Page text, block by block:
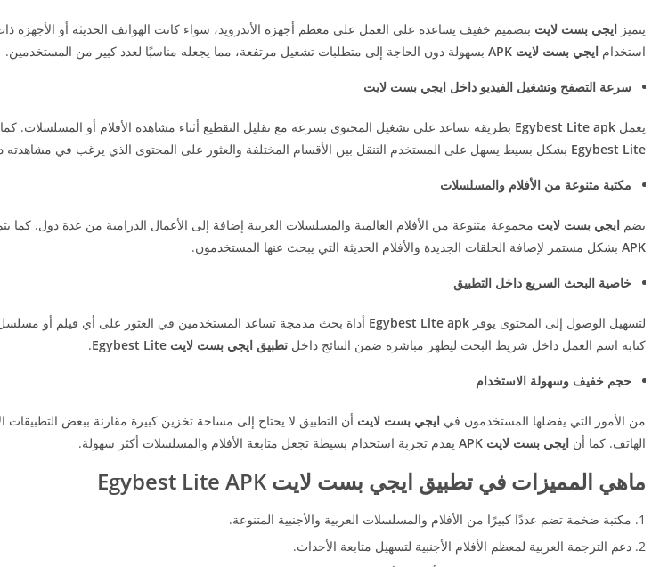
يتميز ايجي بست لايت بتصميم خفيف يساعده على العمل على معظم أجهزة الأندرويد، سواء كانت الهواتف الحديثة أو الأجهزة
استخدام ايجي بست لايت APK بسهولة دون الحاجة إلى متطلبات تشغيل مرتفعة، مما يجعله مناسبًا لعدد كبير من المستخدمين.
سرعة التصفح وتشغيل الفيديو داخل ايجي بست لايت
يعمل Egybest Lite apk بطريقة تساعد على تشغيل المحتوى بسرعة مع تقليل التقطيع أثناء مشاهدة الأفلام أو المسلسلات.
Egybest Lite بشكل بسيط يسهل على المستخدم التنقل بين الأقسام المختلفة والعثور على المحتوى الذي يرغب في مشاهدته
مكتبة متنوعة من الأفلام والمسلسلات
يضم ايجي بست لايت مجموعة متنوعة من الأفلام العالمية والمسلسلات العربية إضافة إلى الأعمال الدرامية من عدة دول. كما
APK بشكل مستمر لإضافة الحلقات الجديدة والأفلام الحديثة التي يبحث عنها المستخدمون.
خاصية البحث السريع داخل التطبيق
لتسهيل الوصول إلى المحتوى يوفر Egybest Lite apk أداة بحث مدمجة تساعد المستخدمين في العثور على أي فيلم أو
كتابة اسم العمل داخل شريط البحث ليظهر مباشرة ضمن النتائج داخل تطبيق ايجي بست لايت Egybest Lite .
حجم خفيف وسهولة الاستخدام
من الأمور التي يفضلها المستخدمون في ايجي بست لايت أن التطبيق لا يحتاج إلى مساحة تخزين كبيرة مقارنة ببعض التطبيقات
الهاتف. كما أن ايجي بست لايت APK يقدم تجربة استخدام بسيطة تجعل متابعة الأفلام والمسلسلات أكثر سهولة.
ماهي المميزات في تطبيق ايجي بست لايت Egybest Lite APK
مكتبة ضخمة تضم عددًا كبيرًا من الأفلام والمسلسلات العربية والأجنبية المتنوعة.
دعم الترجمة العربية لمعظم الأفلام الأجنبية لتسهيل متابعة الأحداث.